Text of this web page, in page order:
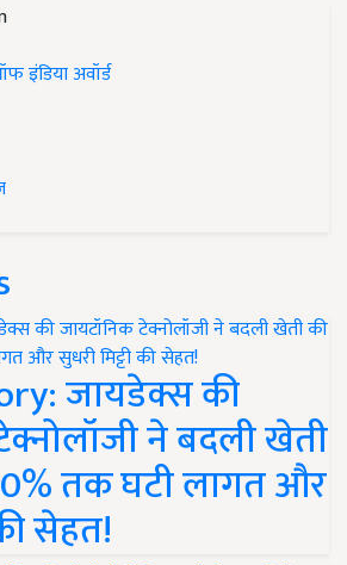
इंडिया अवॉर्ड
जायडेक्स की
ने बदली खेती
तक घटी लागत और
सेहत!